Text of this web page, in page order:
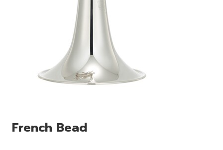
French Bead